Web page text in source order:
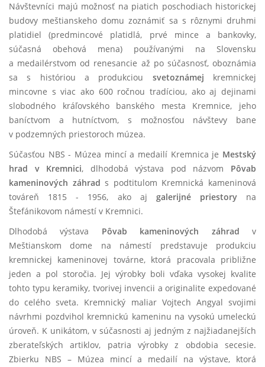
Návštevníci majú možnosť na piatich poschodiach historickej
budovy meštianskeho domu zoznámiť sa s rôznymi druhmi
platidiel (predmincové platidlá, prvé mince a bankovky,
súčasná obehová mena) používanými na Slovensku
a medailérstvom od renesancie až po súčasnosť, oboznámia
sa s históriou a produkciou svetoznámej kremnickej
mincovne s viac ako 600 ročnou tradíciou, ako aj dejinami
slobodného kráľovského banského mesta Kremnice, jeho
baníctvom a hutníctvom, s možnosťou návštevy bane
v podzemných priestoroch múzea.
Súčasťou NBS - Múzea mincí a medailí Kremnica je Mestský
hrad v Kremnici, dlhodobá výstava pod názvom Pôvab
kameninových záhrad s podtitulom Kremnická kameninová
továreň 1815 - 1956, ako aj galerijné priestoryna
Štefánikovom námestí v Kremnici.
Dlhodobá výstava Pôvab kameninových záhrad v
Meštianskom dome na námestí predstavuje produkciu
kremnickej kameninovej továrne, ktorá pracovala približne
jeden a pol storočia. Jej výrobky boli vďaka vysokej kvalite
tohto typu keramiky, tvorivej invencii a originalite expedované
do celého sveta. Kremnický maliar Vojtech Angyal svojimi
návrhmi pozdvihol kremnickú kameninu na vysokú umeleckú
úroveň. K unikátom, v súčasnosti aj jedným z najžiadanejších
zberateľských artiklov, patria výrobky z obdobia secesie.
Zbierku NBS – Múzea mincí a medailí na výstave, ktorá